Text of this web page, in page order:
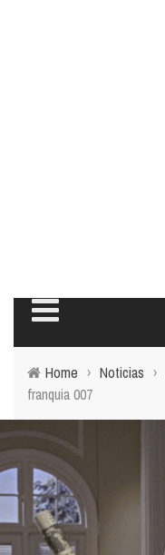
Home › Noticias ›
franquia 007